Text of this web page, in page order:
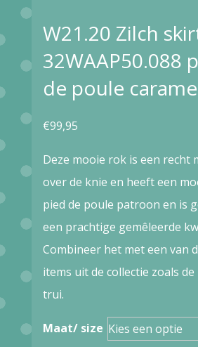
W21.20 Zilch
32WAAP50.088
de poule
€99,95
Deze mooie rok is een recht
over de knie en heeft een
pied de poule patroon en is
een prachtige gemêleerde
Combineer het met een van
items uit de collectie zoals
trui.
Maat/ size